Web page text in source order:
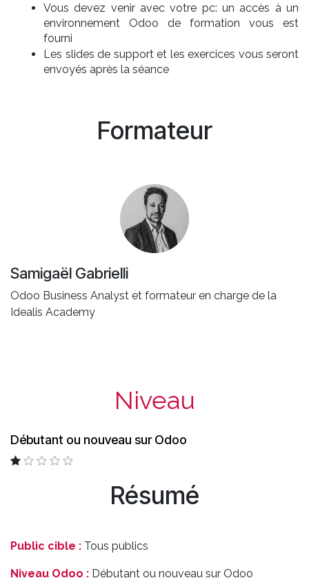
Vous devez venir avec votre pc: un accès à un
environnement Odoo de formation vous est
fourni
Les slides de support et les exercices vous seront
envoyés après la séance
Formateur
Samigaël Gabrielli
Odoo Business Analyst et formateur en charge de la
Idealis Academy
Niveau
Débutant ou nouveau sur Odoo
Résumé
Public cible : Tous publics
Niveau Odoo : Débutant ou nouveau sur Odoo